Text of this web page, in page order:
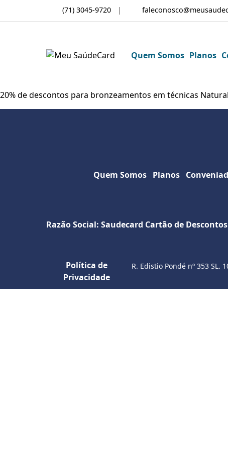
(71) 3045-9720
Quem Somos Planos
20% de descontos para bronzeamentos em técnicas
Quem Somos Planos
Razão Social: Saudecard Cartão de
Política de
Privacidade
R. Edistio Pondé nº 353 SL.